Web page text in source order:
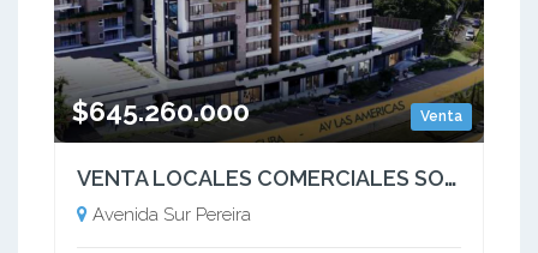
Venta
$645.260.000
VENTA LOCALES COMERCIALES SOBRE PLANOS AV SUR PEREIRA
Avenida Sur Pereira